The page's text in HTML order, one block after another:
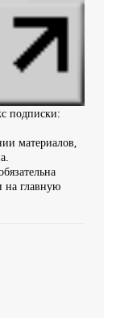
подписки:
материалов,
на главную